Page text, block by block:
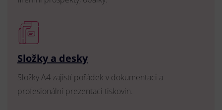
Složky a desky
Složky A4 zajistí pořádek v dokumentaci a
profesionální prezentaci tiskovin.